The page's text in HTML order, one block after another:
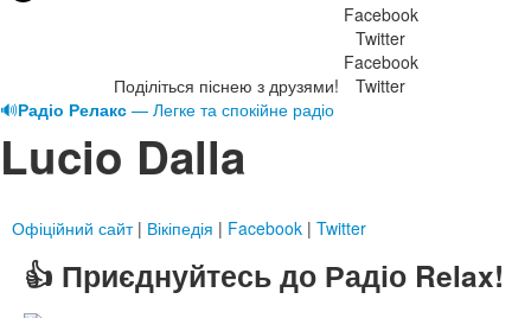
Поділіться піснею з друзями!
Facebook
Twitter
Facebook
Twitter
🔊Радіо Релакс — Легке та спокійне радіо
Lucio Dalla
Офіційний сайт| Вікіпедія | Facebook | Twitter
👍 Приєднуйтесь до Радіо Relax!